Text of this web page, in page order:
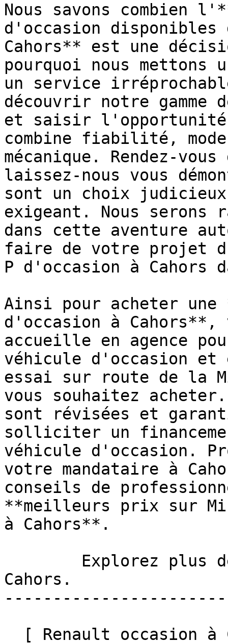
Nous savons combien
d'occasion disponibles
Cahors** est une
pourquoi nous
un service
découvrir notre gamme
et saisir l'opportunité
combine fiabilité,
mécanique. Rendez-
laissez-nous vous
sont un choix
exigeant. Nous serons
dans cette aventure
faire de votre projet
P d'occasion à
Ainsi pour acheter une
d'occasion à Cahors**,
accueille en agence
véhicule d'occasion et
essai sur route de la
vous souhaitez
sont révisées et
solliciter un
véhicule d'occasion.
votre mandataire à
conseils de
**meilleurs prix sur
à Cahors**.
Cahors.